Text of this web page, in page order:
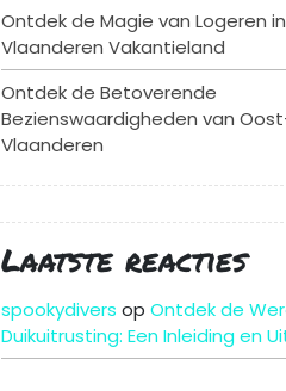
Ontdek de Magie van Logeren in
Vlaanderen Vakantieland
Ontdek de Betoverende
Bezienswaardigheden van
Vlaanderen
Laatste reacties
spookydivers op Ontdek de
Duikuitrusting: Een Inleiding en